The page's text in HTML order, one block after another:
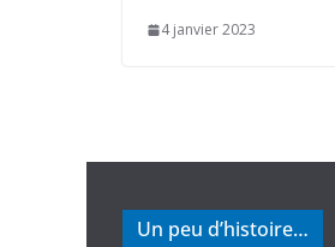
4 janvier 2023
Un peu d’histoire…